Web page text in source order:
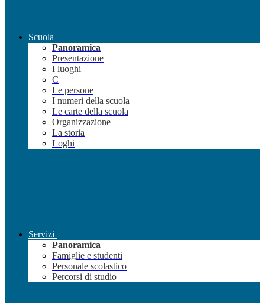
Scuola
Panoramica
Presentazione
I luoghi
C
Le persone
I numeri della scuola
Le carte della scuola
Organizzazione
La storia
Loghi
Servizi
Panoramica
Famiglie e studenti
Personale scolastico
Percorsi di studio